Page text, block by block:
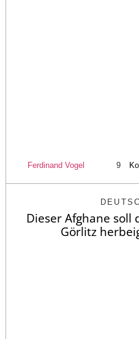
Ferdinand Vogel 9
Dieser Afghane soll
Görlitz